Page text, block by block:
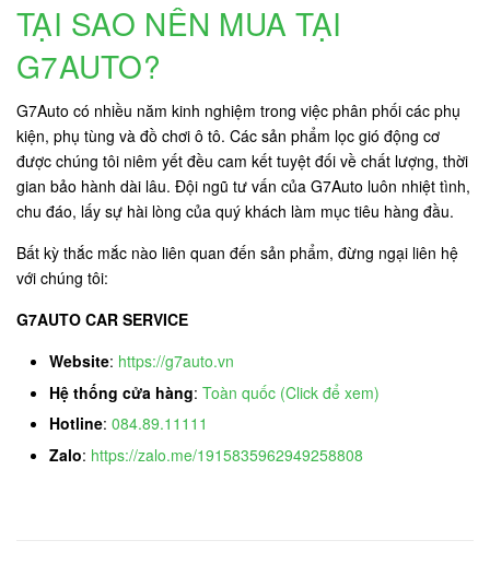
TẠI SAO NÊN MUA TẠI
G7AUTO?
G7Auto có nhiều năm kinh nghiệm trong việc phân phối các phụ
kiện, phụ tùng và đồ chơi ô tô. Các sản phẩm lọc gió động cơ
được chúng tôi niêm yết đều cam kết tuyệt đối về chất lượng, thời
gian bảo hành dài lâu. Đội ngũ tư vấn của G7Auto luôn nhiệt tình,
chu đáo, lấy sự hài lòng của quý khách làm mục tiêu hàng đầu.
Bất kỳ thắc mắc nào liên quan đến sản phẩm, đừng ngại liên hệ
với chúng tôi:
G7AUTO CAR SERVICE
Website: https://g7auto.vn
Hệ thống cửa hàng: Toàn quốc (Click để xem)
Hotline: 084.89.11111
Zalo: https://zalo.me/1915835962949258808